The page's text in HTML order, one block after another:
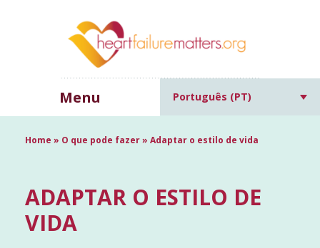
Menu Português (PT)
Home » O que pode fazer» Adaptar o estilo de vida
ADAPTAR O ESTILO DE
VIDA